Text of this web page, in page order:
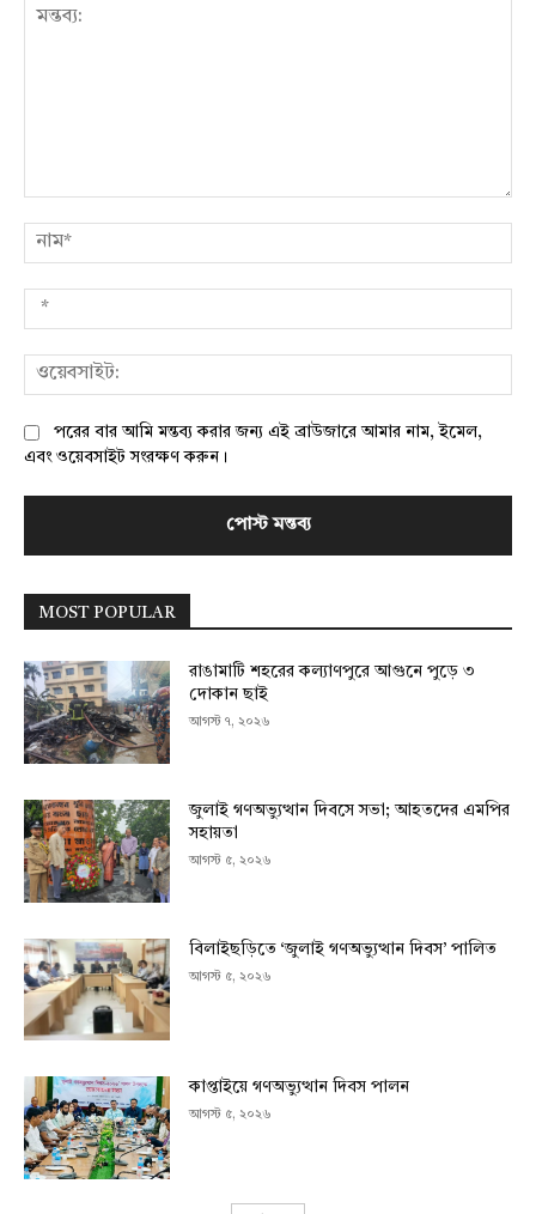
পরের বার আমি মন্তব্য করার জন্য এই ব্রাউজারে আমার নাম, ইমেল,
এবং ওয়েবসাইট সংরক্ষণ করুন।
MOST POPULAR
রাঙামাটি শহরের কল্যাণপুরে আগুনে পুড়ে ৩
দোকান ছাই
আগস্ট ৭, ২০২৬
জুলাই গণঅভ্যুত্থান দিবসে সভা; আহতদের এমপির
সহায়তা
আগস্ট ৫, ২০২৬
বিলাইছড়িতে ‘জুলাই গণঅভ্যুত্থান দিবস’ পালিত
আগস্ট ৫, ২০২৬
কাপ্তাইয়ে গণঅভ্যুত্থান দিবস পালন
আগস্ট ৫, ২০২৬